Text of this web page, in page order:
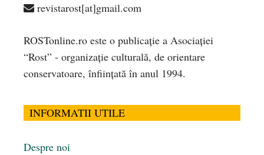
revistarost[at]gmail.com
ROSTonline.ro este o publicaţie a Asociaţiei
“Rost” - organizaţie culturală, de orientare
conservatoare, înfiinţată în anul 1994.
INFORMATII UTILE
Despre noi